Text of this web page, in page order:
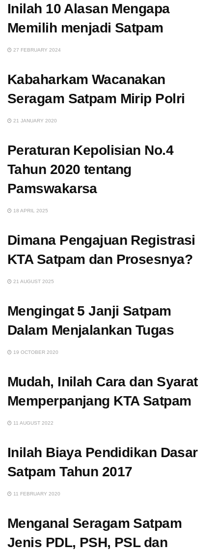
Inilah 10 Alasan Mengapa
Memilih menjadi Satpam
27 FEBRUARY 2024
Kabaharkam Wacanakan
Seragam Satpam Mirip Polri
21 JANUARY 2020
Peraturan Kepolisian No.4
Tahun 2020 tentang
Pamswakarsa
18 APRIL 2025
Dimana Pengajuan Registrasi
KTA Satpam dan Prosesnya?
21 AUGUST 2025
Mengingat 5 Janji Satpam
Dalam Menjalankan Tugas
19 OCTOBER 2020
Mudah, Inilah Cara dan Syarat
Memperpanjang KTA Satpam
11 AUGUST 2022
Inilah Biaya Pendidikan Dasar
Satpam Tahun 2017
11 FEBRUARY 2020
Menganal Seragam Satpam
Jenis PDL, PSH, PSL dan